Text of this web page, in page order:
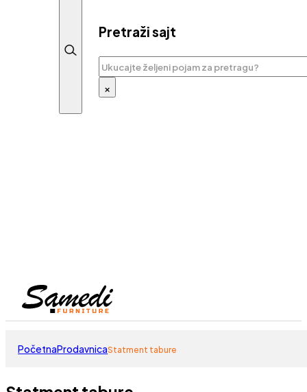
Pretraži sajt
Pretraga
×
PočetnaProdavnicaStatment tabure